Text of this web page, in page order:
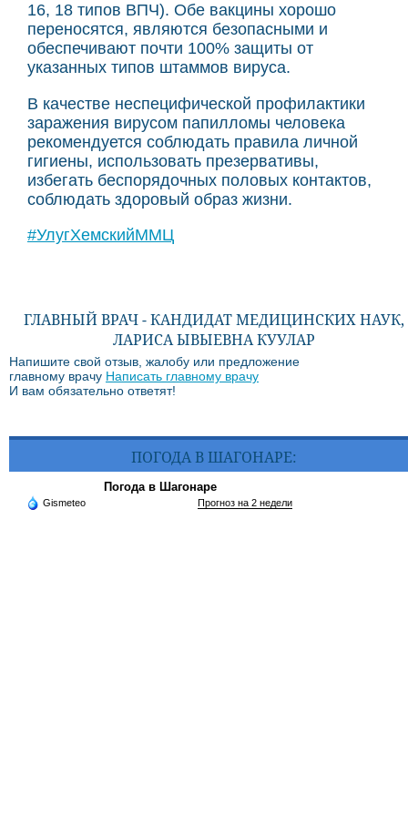
16, 18 типов ВПЧ). Обе вакцины хорошо
переносятся, являются безопасными и
обеспечивают почти 100% защиты от
указанных типов штаммов вируса.
В качестве неспецифической профилактики
заражения вирусом папилломы человека
рекомендуется соблюдать правила личной
гигиены, использовать презервативы,
избегать беспорядочных половых контактов,
соблюдать здоровый образ жизни.
#УлугХемскийММЦ
ГЛАВНЫЙ ВРАЧ - КАНДИДАТ МЕДИЦИНСКИХ НАУК,
ЛАРИСА ЫВЫЕВНА КУУЛАР
Напишите свой отзыв, жалобу или предложение
главному врачу Написать главному врачу
И вам обязательно ответят!
ПОГОДА В ШАГОНАРЕ:
Погода в Шагонаре
Gismeteo Прогноз на 2 недели